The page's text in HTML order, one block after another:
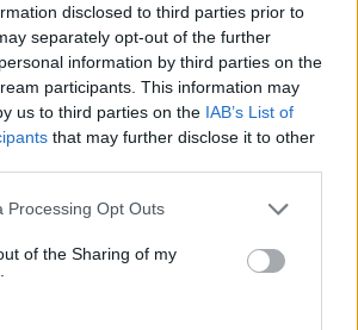
disclosed to third parties prior to
separately opt-out of the further
information by third parties on the
participants. This information may
us to third parties on the IAB’s List of
that may further disclose it to other
Processing Opt Outs
of the Sharing of my
w_kob_1111
z Orliflique na Elliade
5 lat przyjmuję tabletki
ORLIFLIQUE. Na lewym jajniku
torbiel, która w ciągu roku z 2
się do 3 cm. Pani ginekolog
są w nich silniejsze hormony i być
wzrost zmiany. Czy może ktoś